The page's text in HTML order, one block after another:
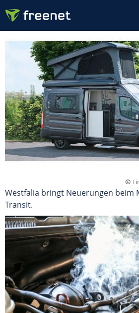
©
Westfalia bringt Neuerungen beim
Transit.